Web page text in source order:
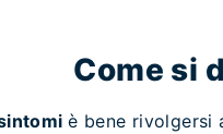
Come si
è bene rivolgersi